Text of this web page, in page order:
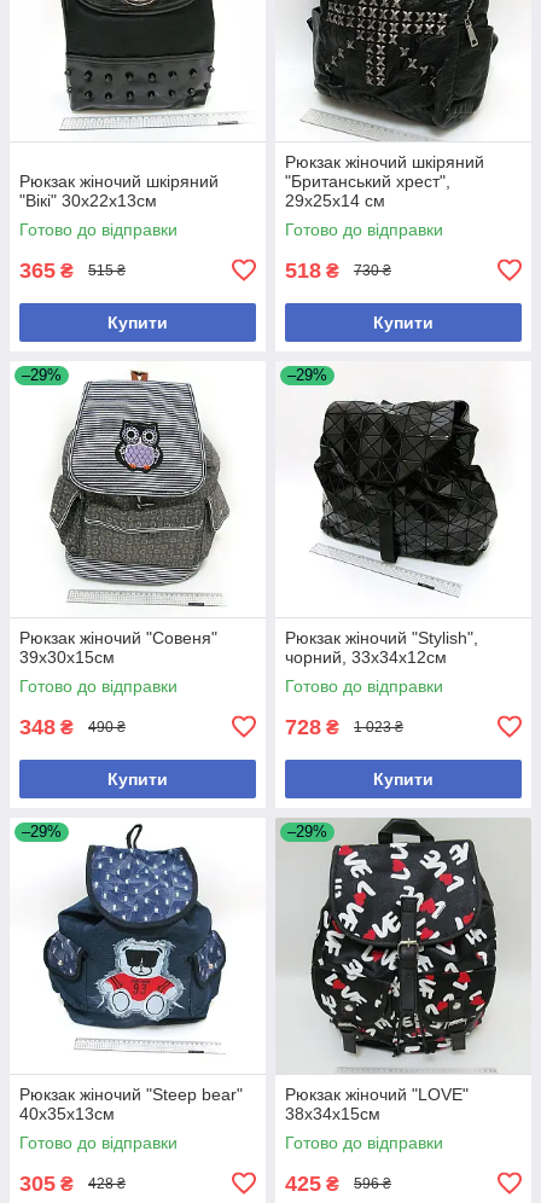
Рюкзак жіночий шкіряний
"Вікі" 30х22х13см
Готово до відправки
365 ₴ 515 ₴
Купити
Рюкзак жіночий шкіряний
"Британський хрест",
29х25х14 см
Готово до відправки
518 ₴ 730 ₴
Купити
–29%
Рюкзак жіночий "Совеня"
39х30х15см
Готово до відправки
348 ₴ 490 ₴
Купити
–29%
Рюкзак жіночий "Stylish",
чорний, 33x34x12см
Готово до відправки
728 ₴ 1 023 ₴
Купити
–29%
Рюкзак жіночий "Steep bear"
40х35х13см
Готово до відправки
305 ₴ 428 ₴
–29%
Рюкзак жіночий "LOVE"
38х34х15см
Готово до відправки
425 ₴ 596 ₴